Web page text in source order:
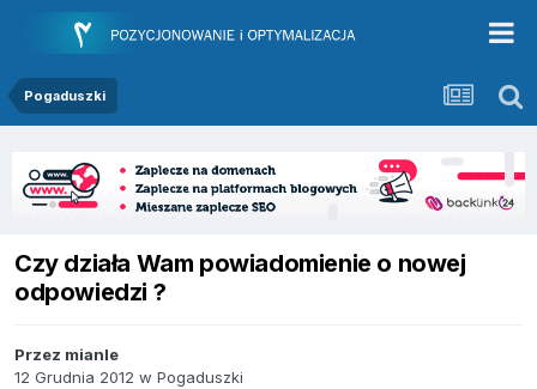
Pogaduszki
Czy działa Wam powiadomienie o nowej
odpowiedzi ?
Przez mianle
12 Grudnia 2012 w Pogaduszki